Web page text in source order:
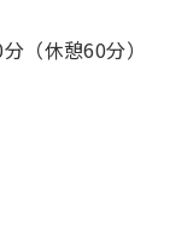
（休憩60分）